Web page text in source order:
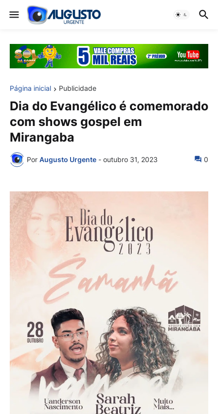
Página inicial Publicidade
Dia do Evangélico é comemorado
com shows gospel em
Mirangaba
Por Augusto Urgente - outubro 31, 2023 0